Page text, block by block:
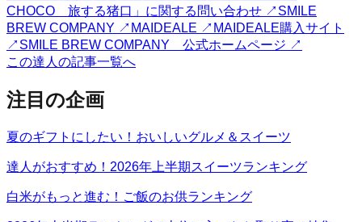
CHOCO 旅する猪口」に関する問い合わせ ↗ SMILE
BREW COMPANY ↗ MAIDEALE ↗ MAIDEALE購入サイト
↗ SMILE BREW COMPANY 公式ホームページ ↗
この達人の記事一覧へ
注目の企画
夏のギフトにしたい！おいしいグルメ＆スイーツ
達人がおすすめ！2026年上半期スイーツランキング
白米がもっと進む！ご飯のお供ランキング